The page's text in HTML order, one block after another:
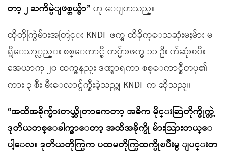
တာ့ ၂ ႀကိမ္ပဲျဖစ္တယ္ဗ်ာ” ဟု ေျပာသည္။
ထိုတိုက္ပြဲမ်ားအတြင္း KNDF ဖက္မွ ထိခိုက္ေသဆုံးမႈမ်ား မ
ရွိေသာ္လည္း စစ္ေကာင္စီ တပ္မ်ားဖက္မွ ၁၁ ဦး က်ဆုံးၿပီး
အေယာက္ ၂၀ ထက္မနည္း ဒဏ္ရာရကာ စစ္ေကာင္စီတပ္၏
ကား ၃ စီး မီးေလာင္ပ်က္စီးခဲ့သည္ဟု KNDF က ဆိုသည္။
“အထိအခိုက္မ်ားတယ္ဆိုတာကေတာ့ အဓိက မိုင္းဆြဲတိုက္ခိုက္တဲ့
ဒုတိယတစ္ေခါက္မွာေတာ့ အထိအခိုက္ပို မ်ားသြားတယ္ေ
ပါ့ေလ။ ဒုတိယတိုက္ပြဲက ပထမတိုက္ပြဲထက္ပိုၿပီးမွ ျပင္းတ